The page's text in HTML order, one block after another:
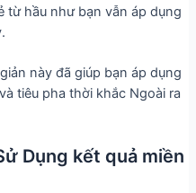
từ hầu như bạn vẫn áp dụng
này đã giúp bạn áp dụng
tiêu pha thời khắc Ngoài ra
Dụng kết quả miền